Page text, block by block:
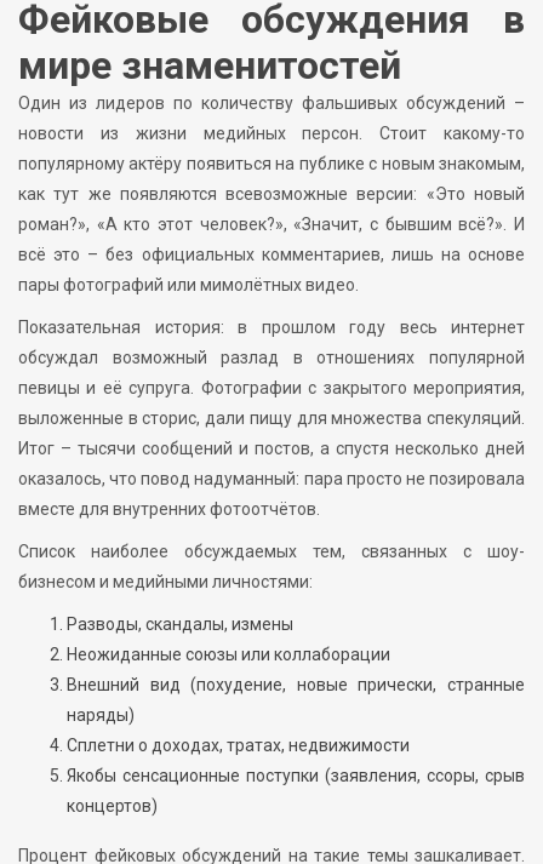
Фейковые обсуждения в
мире знаменитостей
Один из лидеров по количеству фальшивых обсуждений –
новости из жизни медийных персон. Стоит какому-то
популярному актёру появиться на публике с новым знакомым,
как тут же появляются всевозможные версии: «Это новый
роман?», «А кто этот человек?», «Значит, с бывшим всё?». И
всё это – без официальных комментариев, лишь на основе
пары фотографий или мимолётных видео.
Показательная история: в прошлом году весь интернет
обсуждал возможный разлад в отношениях популярной
певицы и её супруга. Фотографии с закрытого мероприятия,
выложенные в сторис, дали пищу для множества спекуляций.
Итог – тысячи сообщений и постов, а спустя несколько дней
оказалось, что повод надуманный: пара просто не позировала
вместе для внутренних фотоотчётов.
Список наиболее обсуждаемых тем, связанных с шоу-
бизнесом и медийными личностями:
Разводы, скандалы, измены
Неожиданные союзы или коллаборации
Внешний вид (похудение, новые прически, странные
наряды)
Сплетни о доходах, тратах, недвижимости
Якобы сенсационные поступки (заявления, ссоры, срыв
концертов)
Процент фейковых обсуждений на такие темы зашкаливает.